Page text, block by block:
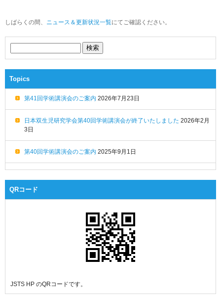
しばらくの間、 ニュース＆更新状況一覧にてご確認ください。
Topics
第41回学術講演会のご案内 2026年7月23日
日本双生児研究学会第40回学術講演会が終了いたしました 2026年2月
3日
第40回学術講演会のご案内 2025年9月1日
QRコード
JSTS HP のQRコードです。